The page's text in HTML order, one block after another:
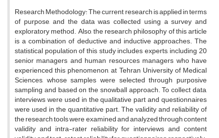
Research Methodology: The current research is applied in terms
of purpose, and the data was collected using a survey and
exploratory method. Also, the research philosophy of this article
is a combination of deductive and inductive approaches. The
statistical population of this study includes experts, including 20
senior managers and human resources managers who have
experienced this phenomenon, at Tehran University of Medical
Sciences, whose samples were selected through purposive
sampling and based on the snowball approach. To collect data,
interviews were used in the qualitative part and questionnaires
were used in the quantitative part. The validity and reliability of
the research tools were examined and analyzed through content
validity and intra-rater reliability for interviews and content